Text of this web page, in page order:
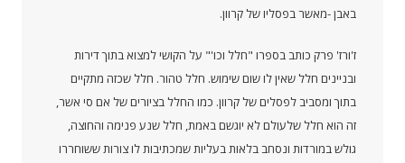
באבן -מאשר בפסליו של קרוון.
ז'ורז' פרק כותב בספרו "חלל וכו'" על הקושי למצוא בתוך דירות
ובניינים חלל שאין לו שום שימוש. חלל טהור. חלל שכזה מתקיים
בתוך ומסביב לפסלים של קרוון. כמו החלל בציורים של אם סי אשר,
זה הוא חלל שלעולם לא יוגשם באמת, חלל שנע פנימה והחוצה,
גולש במורדות ונסחב בלאות בעליות שמכתיבות לו צורות ששוחררו